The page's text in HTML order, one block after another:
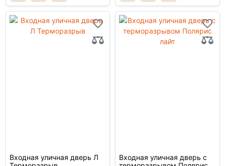
Входная уличная дверь Л
Входная уличная дверь с